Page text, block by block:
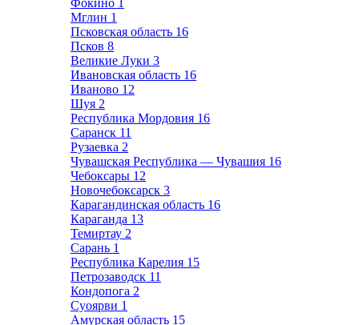
Фокино 1
Мглин 1
Псковская область 16
Псков 8
Великие Луки 3
Ивановская область 16
Иваново 12
Шуя 2
Республика Мордовия 16
Саранск 11
Рузаевка 2
Чувашская Республика — Чувашия 16
Чебоксары 12
Новочебоксарск 3
Карагандинская область 16
Караганда 13
Темиртау 2
Сарань 1
Республика Карелия 15
Петрозаводск 11
Кондопога 2
Суоярви 1
Амурская область 15